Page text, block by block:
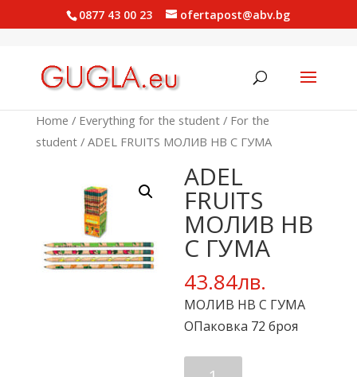
0877 43 00 23 ofertapost@abv.bg
Home / Everything for the student/ For the
student/ ADEL FRUITS МОЛИВ НВ С ГУМА
ADEL
FRUITS
МОЛИВ НВ
С ГУМА
43.84лв.
МОЛИВ НВ С ГУМА
ОПаковка 72 броя